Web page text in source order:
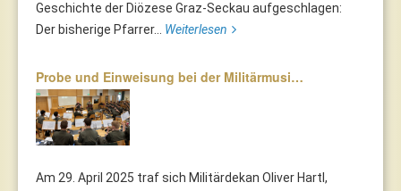
Geschichte der Diözese Graz-Seckau aufgeschlagen:
Der bisherige Pfarrer... Weiterlesen
Probe und Einweisung bei der Militärmusi…
Am 29. April 2025 traf sich Militärdekan Oliver Hartl,